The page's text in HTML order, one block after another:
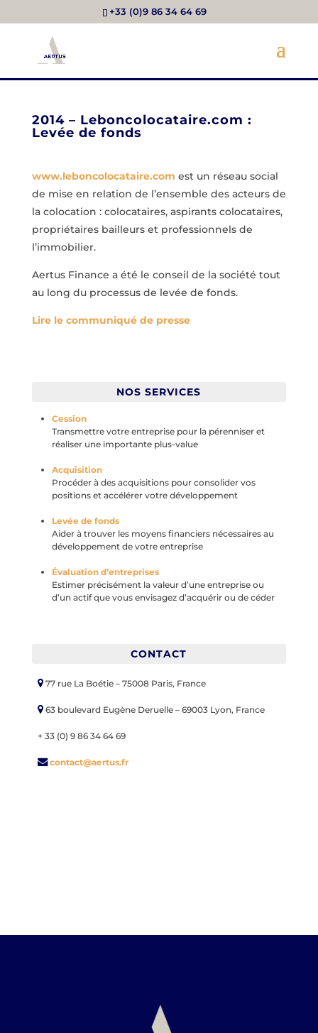
+33 (0)9 86 34 64 69
2014 – Leboncolocataire.com :
Levée de fonds
www.leboncolocataire.com est un réseau social
de mise en relation de l’ensemble des acteurs de
la colocation : colocataires, aspirants colocataires,
propriétaires bailleurs et professionnels de
l’immobilier.
Aertus Finance a été le conseil de la société tout
au long du processus de levée de fonds.
Lire le communiqué de presse
NOS SERVICES
Cession
Transmettre votre entreprise pour la pérenniser et
réaliser une importante plus-value
Acquisition
Procéder à des acquisitions pour consolider vos
positions et accélérer votre développement
Levée de fonds
Aider à trouver les moyens financiers nécessaires au
développement de votre entreprise
Évaluation d’entreprises
Estimer précisément la valeur d’une entreprise ou
d’un actif que vous envisagez d’acquérir ou de céder
CONTACT
77 rue La Boétie – 75008 Paris, France
63 boulevard Eugène Deruelle – 69003 Lyon, France
+ 33 (0) 9 86 34 64 69
contact@aertus.fr